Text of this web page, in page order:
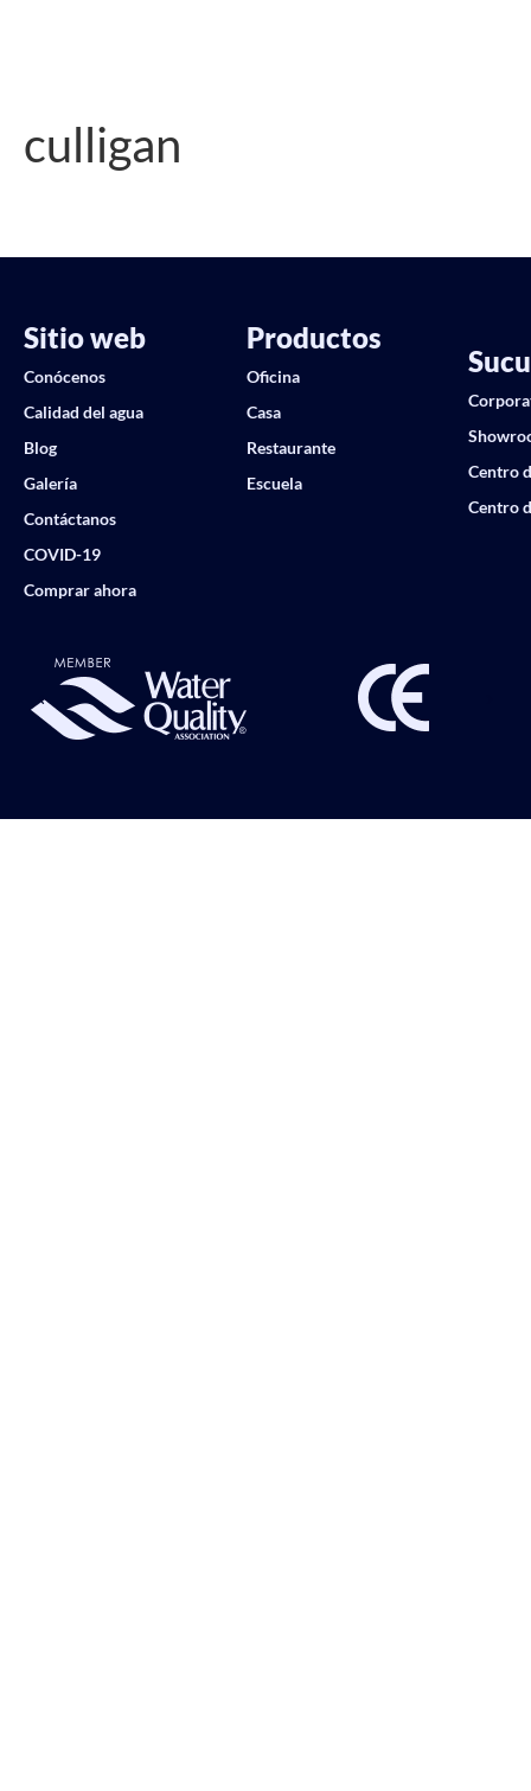
culligan
Sitio web
Conócenos
Calidad del agua
Blog
Galería
Contáctanos
COVID-19
Comprar ahora
Productos
Oficina
Casa
Restaurante
Escuela
Centro
Centro